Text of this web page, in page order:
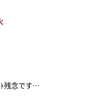
残念です…